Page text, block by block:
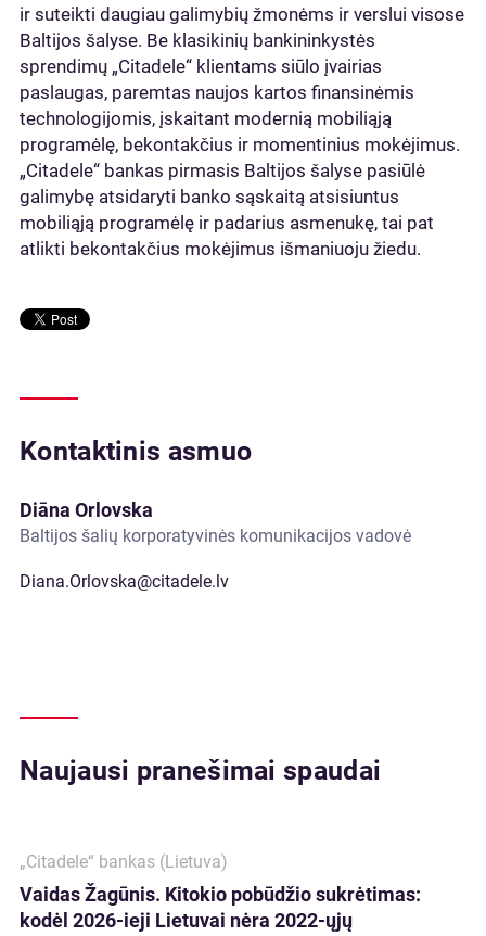
ir suteikti daugiau galimybių žmonėms ir verslui visose
Baltijos šalyse. Be klasikinių bankininkystės
sprendimų „Citadele“ klientams siūlo įvairias
paslaugas, paremtas naujos kartos finansinėmis
technologijomis, įskaitant modernią mobiliąją
programėlę, bekontakčius ir momentinius mokėjimus.
„Citadele“ bankas pirmasis Baltijos šalyse pasiūlė
galimybę atsidaryti banko sąskaitą atsisiuntus
mobiliąją programėlę ir padarius asmenukę, tai pat
atlikti bekontakčius mokėjimus išmaniuoju žiedu.
Kontaktinis asmuo
Diāna Orlovska
Baltijos šalių korporatyvinės komunikacijos vadovė
Diana.Orlovska@citadele.lv
Naujausi pranešimai spaudai
„Citadele“ bankas (Lietuva)
Vaidas Žagūnis. Kitokio pobūdžio sukrėtimas:
kodėl 2026-ieji Lietuvai nėra 2022-ųjų